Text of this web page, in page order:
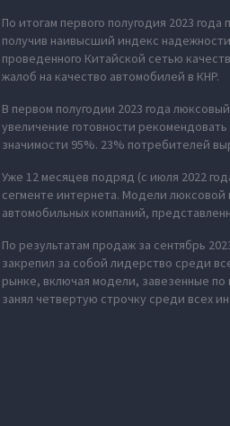
По итогам первого полугодия 2023
получив наивысший индекс
проведенного Китайской сетью
жалоб на качество автомобилей в КНР.
В первом полугодии 2023 года
увеличение готовности
значимости 95%. 23% потребителей
Уже 12 месяцев подряд (с июля 2022
сегменте интернета. Модели
автомобильных компаний,
По результатам продаж за сентябрь
закрепил за собой лидерство среди
рынке, включая модели, завезенные по
занял четвертую строчку среди всех